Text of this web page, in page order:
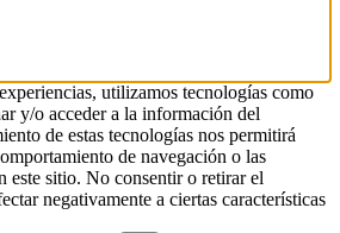
utilizamos tecnologías como
y/o acceder a la información del
de estas tecnologías nos permitirá
de navegación o las
este sitio. No consentir o retirar el
negativamente a ciertas características